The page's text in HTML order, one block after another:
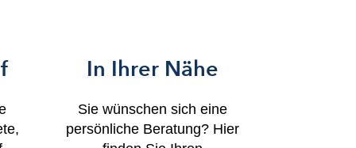
In Ihrer Nähe
Sie wünschen sich eine
persönliche Beratung? Hier